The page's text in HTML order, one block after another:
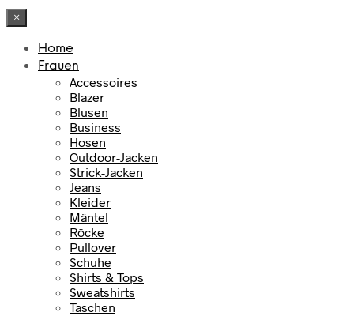
×
Home
Frauen
Accessoires
Blazer
Blusen
Business
Hosen
Outdoor-Jacken
Strick-Jacken
Jeans
Kleider
Mäntel
Röcke
Pullover
Schuhe
Shirts & Tops
Sweatshirts
Taschen